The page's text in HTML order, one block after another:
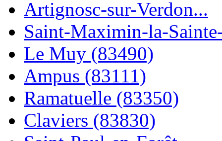
Artignosc-sur-Verdon...
Saint-Maximin-la-
Le Muy (83490)
Ampus (83111)
Ramatuelle (83350)
Claviers (83830)